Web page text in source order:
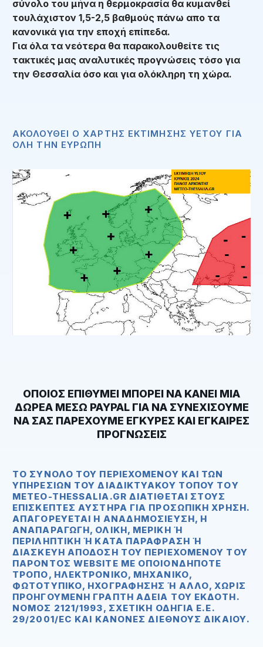
σύνολο του μήνα η θερμοκρασία θα κυμανθεί
τουλάχιστον 1,5-2,5 βαθμούς πάνω απο τα
κανονικά για την εποχή επίπεδα.
Για όλα τα νεότερα θα παρακολουθείτε τις
τακτικές μας αναλυτικές προγνώσεις τόσο για
την Θεσσαλία όσο και για ολόκληρη τη χώρα.
ΑΚΟΛΟΥΘΕΙ Ο ΧΑΡΤΗΣ ΕΚΤΙΜΗΣΗΣ ΥΕΤΟΥ ΓΙΑ
ΟΛΗ ΤΗΝ ΕΥΡΩΠΗ
ΟΠΟΙΟΣ ΕΠΙΘΥΜΕΙ ΜΠΟΡΕΙ ΝΑ ΚΑΝΕΙ ΜΙΑ
ΔΩΡΕΑ ΜΕΣΩ PAYPALΓΙΑ ΝΑ ΣΥΝΕΧΙΣΟΥΜΕ
ΝΑ ΣΑΣ ΠΑΡΕΧΟΥΜΕ ΕΓΚΥΡΕΣ ΚΑΙ ΕΓΚΑΙΡΕΣ
ΠΡΟΓΝΩΣΕΙΣ
ΤΟ ΣΎΝΟΛΟ ΤΟΥ ΠΕΡΙΕΧΟΜΈΝΟΥ ΚΑΙ ΤΩΝ
ΥΠΗΡΕΣΙΏΝ ΤΟΥ ΔΙΑΔΙΚΤΥΑΚΟΎ ΤΌΠΟΥ ΤOΥ
METEO-THESSALIA.GR ΔΙΑΤΊΘΕΤΑΙ ΣΤΟΥΣ
ΕΠΙΣΚΈΠΤΕΣ ΑΥΣΤΗΡΆ ΓΙΑ ΠΡΟΣΩΠΙΚΉ ΧΡΉΣΗ.
ΑΠΑΓΟΡΕΥΕΤΑΙ Η ΑΝΑΔΗΜΟΣΊΕΥΣΗ, Η
ΑΝΑΠΑΡΑΓΩΓΉ, ΟΛΙΚΉ, ΜΕΡΙΚΉ Ή Π
ΕΡΙΛΗΠΤΙΚΉ Ή ΚΑΤΆ ΠΑΡΆΦΡΑΣΗ Ή ΔΙΑ
ΣΚΕΥΉ ΑΠΌΔΟΣΗ ΤΟΥ ΠΕΡΙΕΧΟΜΈΝΟΥ ΤΟΥ ΠΑΡ
ΌΝΤΟΣ WEBSITE ΜΕ ΟΠΟΙΟΝΔΉΠΟΤΕ ΤΡΌ
ΠΟ, ΗΛΕΚΤΡΟΝΙΚΌ, ΜΗΧΑΝΙΚΌ, ΦΩΤ
ΟΤΥΠΙΚΌ, ΗΧΟΓΡΆΦΗΣΗΣ Ή ΆΛΛΟ, ΧΩΡΊΣ ΠΡΟΗ
ΓΟΎΜΕΝΗ ΓΡΑΠΤΉ ΆΔΕΙΑ ΤΟΥ ΕΚΔΌΤΗ. ΝΌΜΟ
Σ 2121/1993, ΣΧΕΤΙΚΉ ΟΔΗΓΊΑ Ε.Ε. 29/2
001/EC ΚΑΙ ΚΑΝΌΝΕΣ ΔΙΕΘΝΟΎΣ ΔΙΚΑΊΟΥ.